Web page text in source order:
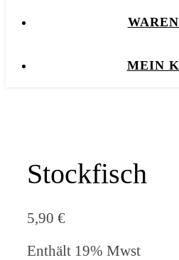
MEIN
Stockfisch
5,90 €
Enthält 19% Mwst